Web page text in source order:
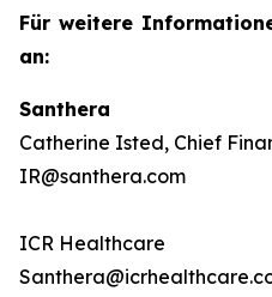
Für weitere
an:
Santhera
Catherine Isted, Chief
IR@santhera.com
ICR Healthcare